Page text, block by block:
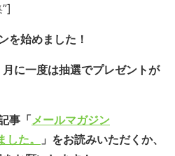
を始めました！
に一度は抽選でプレゼントが
事「メールマガジン
た。
」をお読みいただくか、